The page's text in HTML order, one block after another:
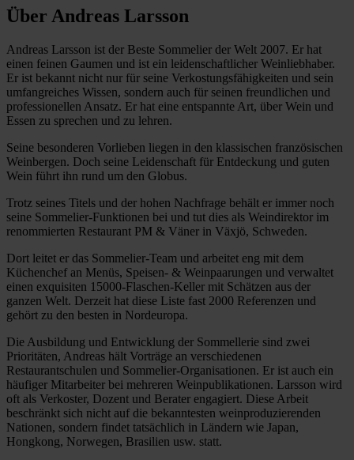
Über Andreas Larsson
Andreas Larsson ist der Beste Sommelier der Welt 2007. Er hat
einen feinen Gaumen und ist ein leidenschaftlicher Weinliebhaber.
Er ist bekannt nicht nur für seine Verkostungsfähigkeiten und sein
umfangreiches Wissen, sondern auch für seinen freundlichen und
professionellen Ansatz. Er hat eine entspannte Art, über Wein und
Essen zu sprechen und zu lehren.
Seine besonderen Vorlieben liegen in den klassischen französischen
Weinbergen. Doch seine Leidenschaft für Entdeckung und guten
Wein führt ihn rund um den Globus.
Trotz seines Titels und der hohen Nachfrage behält er immer noch
seine Sommelier-Funktionen bei und tut dies als Weindirektor im
renommierten Restaurant PM & Väner in Växjö, Schweden.
Dort leitet er das Sommelier-Team und arbeitet eng mit dem
Küchenchef an Menüs, Speisen- & Weinpaarungen und verwaltet
einen exquisiten 15000-Flaschen-Keller mit Schätzen aus der
ganzen Welt. Derzeit hat diese Liste fast 2000 Referenzen und
gehört zu den besten in Nordeuropa.
Die Ausbildung und Entwicklung der Sommellerie sind zwei
Prioritäten, Andreas hält Vorträge an verschiedenen
Restaurantschulen und Sommelier-Organisationen. Er ist auch ein
häufiger Mitarbeiter bei mehreren Weinpublikationen. Larsson wird
oft als Verkoster, Dozent und Berater engagiert. Diese Arbeit
beschränkt sich nicht auf die bekanntesten weinproduzierenden
Nationen, sondern findet tatsächlich in Ländern wie Japan,
Hongkong, Norwegen, Brasilien usw. statt.